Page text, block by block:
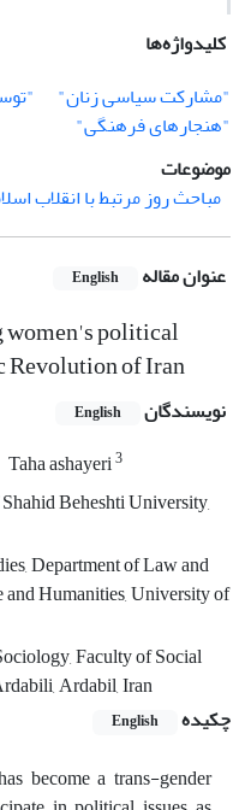
کلیدواژه‌ها
"مشارکت سیاسی زنان"
"هنجارهای فرهنگی"
موضوعات
مباحث روز مرتبط با انقلاب
عنوان مقاله English
political
of Iran
نویسندگان English
Taha ashayeri3
Beheshti University,
Department of Law and
Humanities, University of
Faculty of Social
Ardabil, Iran
چکیده
English
become a trans-gender